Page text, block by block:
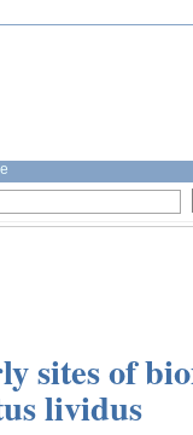
sites of
lividus